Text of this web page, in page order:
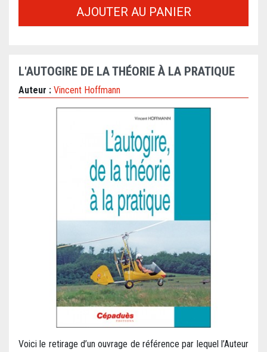
AJOUTER AU PANIER
L'AUTOGIRE DE LA THÉORIE À LA PRATIQUE
Auteur : Vincent Hoffmann
Voici le retirage d’un ouvrage de référence par lequel l’Auteur